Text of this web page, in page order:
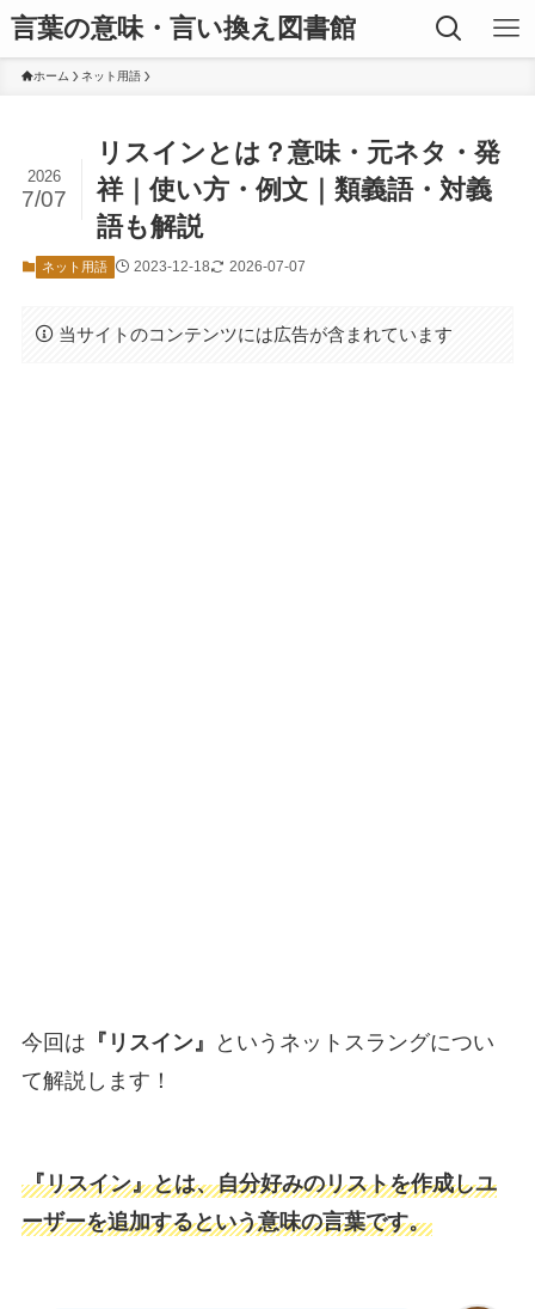
言葉の意味・言い換え図書館
ホーム ネット用語
リスインとは？意味・元ネタ・発
祥｜使い方・例文｜類義語・対義
語も解説
2026
7/07
ネット用語 2023-12-18 2026-07-07
当サイトのコンテンツには広告が含まれています
今回は 『リスイン』
というネットスラングについ
て解説します！
『リスイン』とは、自分好みのリストを作成しユ
ーザーを追加するという意味の言葉です。